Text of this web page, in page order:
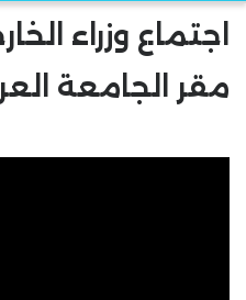
اجتماع وزراء
مقر الجامعة